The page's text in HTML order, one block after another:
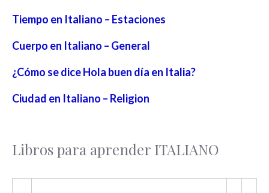
Tiempo en Italiano – Estaciones
Cuerpo en Italiano – General
¿Cómo se dice Hola buen día en Italia?
Ciudad en Italiano – Religion
Libros para aprender ITALIANO